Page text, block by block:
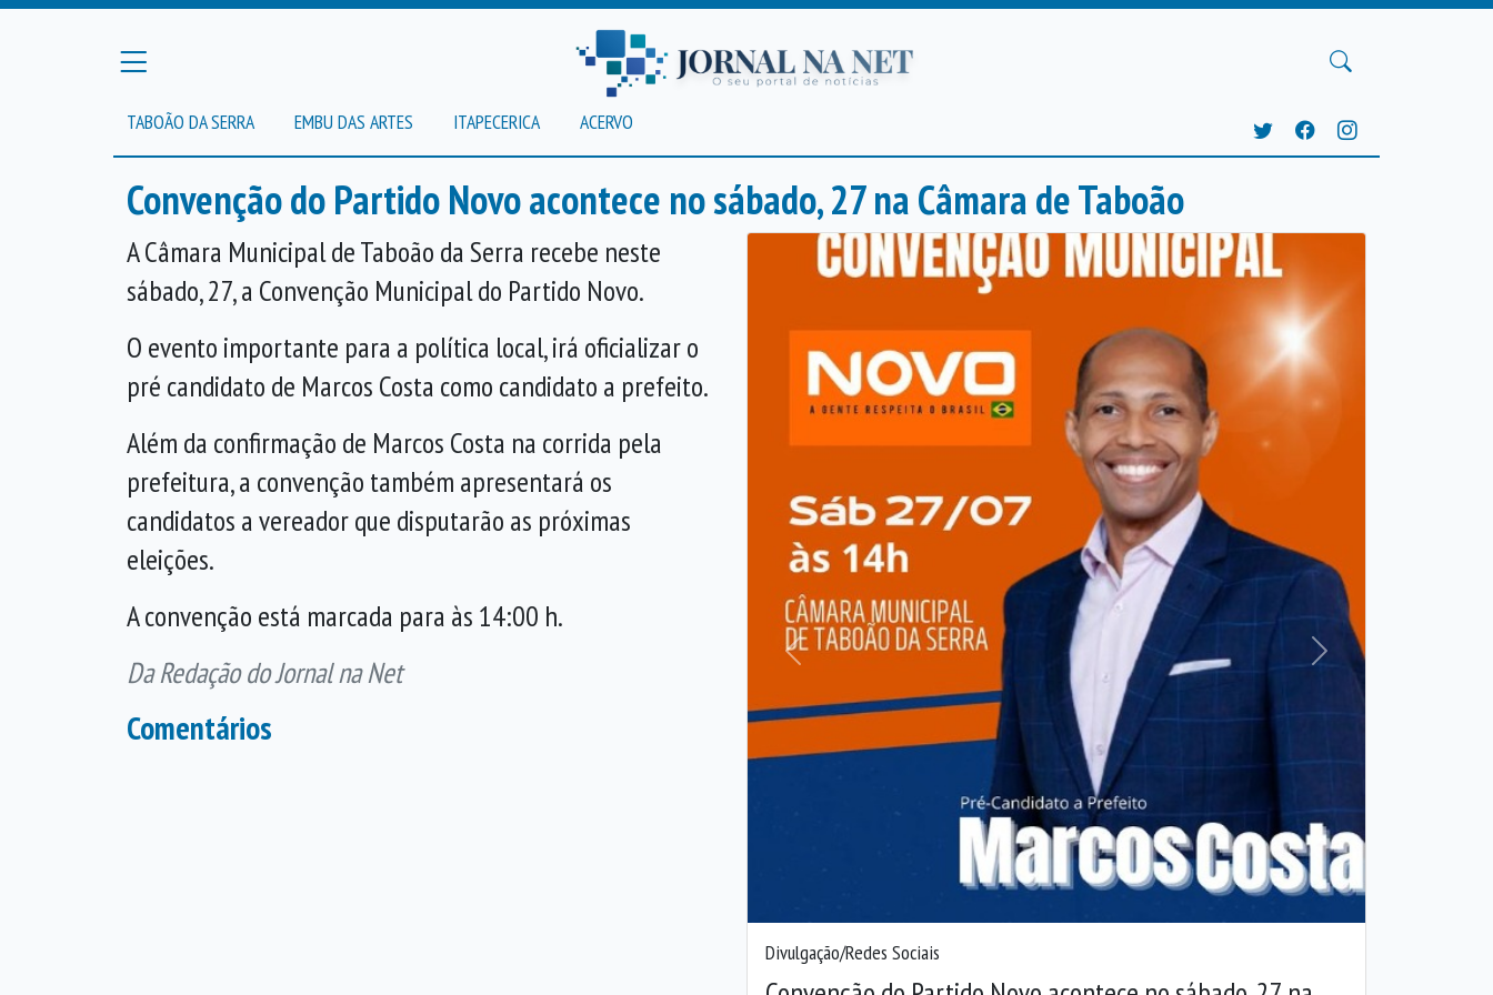
TABOÃO DA SERRA EMBU DAS ARTES ITAPECERICA ACERVO
Convenção do Partido Novo acontece no sábado, 27 na Câmara de Taboão
Divulgação/Redes Sociais
Anterior Próxima
A Câmara Municipal de Taboão da Serra recebe neste
sábado, 27, a Convenção Municipal do Partido Novo.
O evento importante para a política local, irá oficializar o
pré candidato de Marcos Costa como candidato a prefeito.
Além da confirmação de Marcos Costa na corrida pela
prefeitura, a convenção também apresentará os
candidatos a vereador que disputarão as próximas
eleições.
A convenção está marcada para às 14:00 h.
Da Redação do Jornal na Net
Comentários